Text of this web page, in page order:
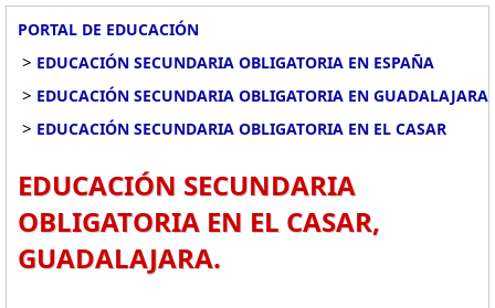
PORTAL DE EDUCACIÓN
> EDUCACIÓN SECUNDARIA OBLIGATORIA EN ESPAÑA
> EDUCACIÓN SECUNDARIA OBLIGATORIA EN GUADALAJARA
> EDUCACIÓN SECUNDARIA OBLIGATORIA EN EL CASAR
EDUCACIÓN SECUNDARIA
OBLIGATORIA EN EL CASAR,
GUADALAJARA.